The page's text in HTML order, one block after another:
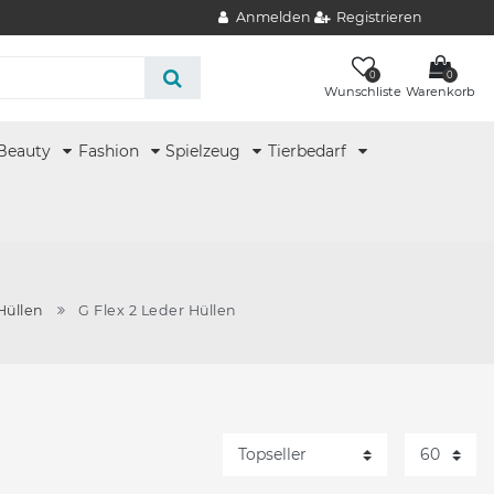
Anmelden Registrieren
0
Wunschliste
0
Warenkorb
Fashion Spielzeug Tierbedarf
G Flex 2 Leder Hüllen